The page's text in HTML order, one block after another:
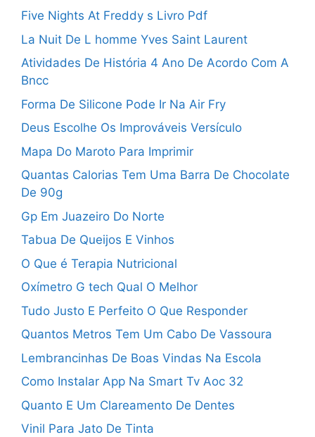
Five Nights At Freddy s Livro Pdf
La Nuit De L homme Yves Saint Laurent
Atividades De História 4 Ano De Acordo Com A
Bncc
Forma De Silicone Pode Ir Na Air Fry
Deus Escolhe Os Improváveis Versículo
Mapa Do Maroto Para Imprimir
Quantas Calorias Tem Uma Barra De Chocolate
De 90g
Gp Em Juazeiro Do Norte
Tabua De Queijos E Vinhos
O Que é Terapia Nutricional
Oxímetro G tech Qual O Melhor
Tudo Justo E Perfeito O Que Responder
Quantos Metros Tem Um Cabo De Vassoura
Lembrancinhas De Boas Vindas Na Escola
Como Instalar App Na Smart Tv Aoc 32
Quanto E Um Clareamento De Dentes
Vinil Para Jato De Tinta